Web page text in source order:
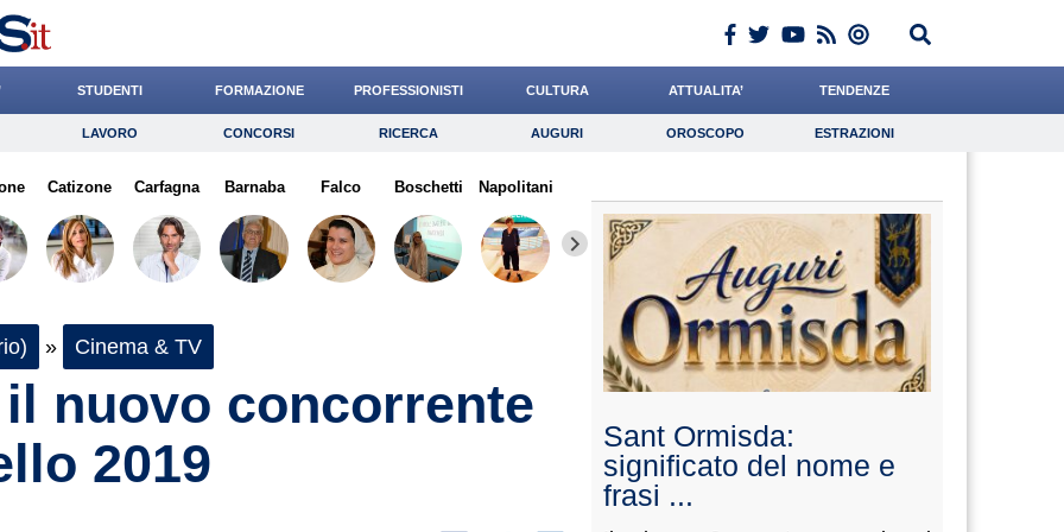
STUDENTI FORMAZIONE PROFESSIONISTI CULTURA ATTUALITA’ TENDENZE
Lavoro Concorsi Ricerca Auguri Oroscopo Estrazioni
Risparmio Diritto Economia Giornalista
LAVORO CONCORSI RICERCA AUGURI OROSCOPO ESTRAZIONI
Catizone Carfagna Barnaba Falco Boschetti Napolitani
» Cinema & TV
nuovo concorrente
2019
Sant Ormisda:
significato del nome e
frasi ...